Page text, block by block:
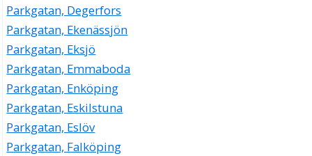
Parkgatan, Degerfors
Parkgatan, Ekenässjön
Parkgatan, Eksjö
Parkgatan, Emmaboda
Parkgatan, Enköping
Parkgatan, Eskilstuna
Parkgatan, Eslöv
Parkgatan, Falköping